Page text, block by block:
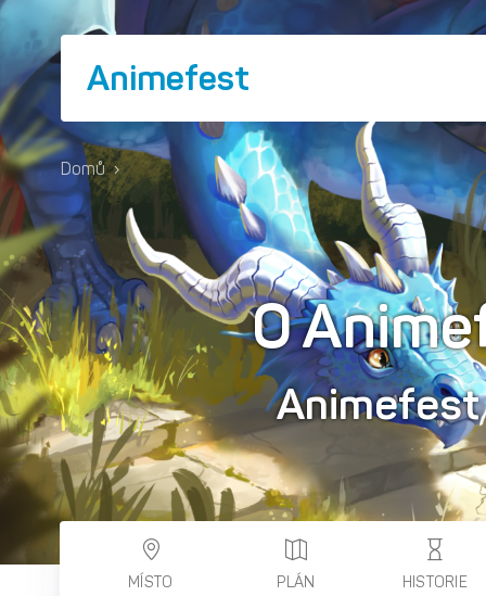
Animefest
Domů ›
O
MÍSTO
PLÁN
HISTORIE